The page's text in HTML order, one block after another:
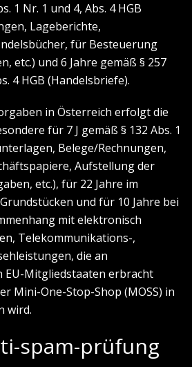
1 Nr. 1 und 4, Abs. 4 HGB
Lageberichte,
für Besteuerung
etc.) und 6 Jahre gemäß § 257
4 HGB (Handelsbriefe).
in Österreich erfolgt die
für 7 J gemäß § 132 Abs. 1
Belege/Rechnungen,
Aufstellung der
etc.), für 22 Jahre im
und für 10 Jahre bei
mit elektronisch
Telekommunikations-,
die an
Mitgliedstaaten erbracht
Mini-One-Stop-Shop (MOSS) in
wird.
spam-prüfung